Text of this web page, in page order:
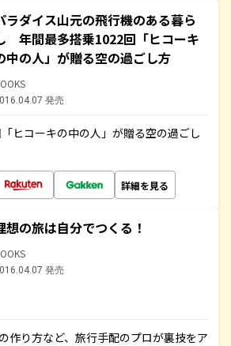
ラダイス山元の飛行機のある暮ら
年間最多搭乗1022回「ヒコーキ
中の人」が贈る空の過ごし方
発売
ヒコーキの中の人」が贈る空の過ごし
詳細を見る
想の旅は自分でつくる！
発売
作り方など、旅行手配のプロが裏技をア